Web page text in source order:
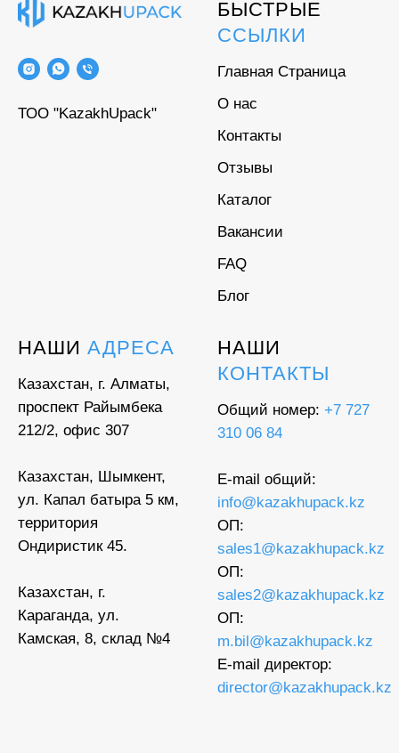
ТОО "KazakhUpack"
БЫСТРЫЕ
ССЫЛКИ
Главная Страница
О нас
Контакты
Отзывы
Каталог
Вакансии
FAQ
Блог
НАШИ АДРЕСА
Казахстан, г. Алматы,
проспект Райымбека
212/2, офис 307
Казахстан, Шымкент,
ул. Капал батыра 5 км,
территория
Ондиристик 45.
Казахстан, г.
Караганда, ул.
Камская, 8, склад №4
НАШИ
КОНТАКТЫ
Общий номер: +7 727
310 06 84
E-mail общий:
info@kazakhupack.kz
ОП:
sales1@kazakhupack.kz
ОП:
sales2@kazakhupack.kz
ОП:
m.bil@kazakhupack.kz
E-mail директор:
director@kazakhupack.kz